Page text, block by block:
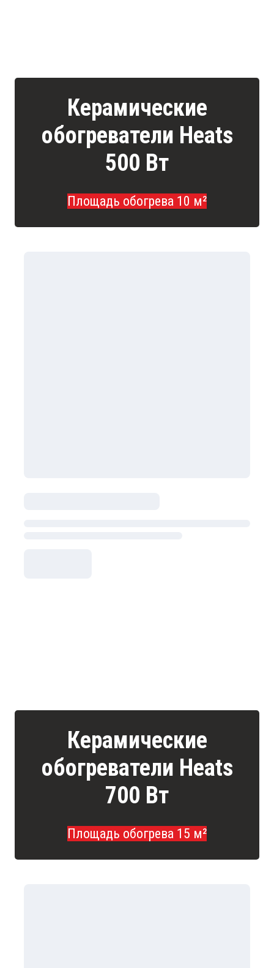
Керамические
обогреватели Heats
500 Вт
Площадь обогрева 10 м²
Керамические
обогреватели Heats
700 Вт
Площадь обогрева 15 м²